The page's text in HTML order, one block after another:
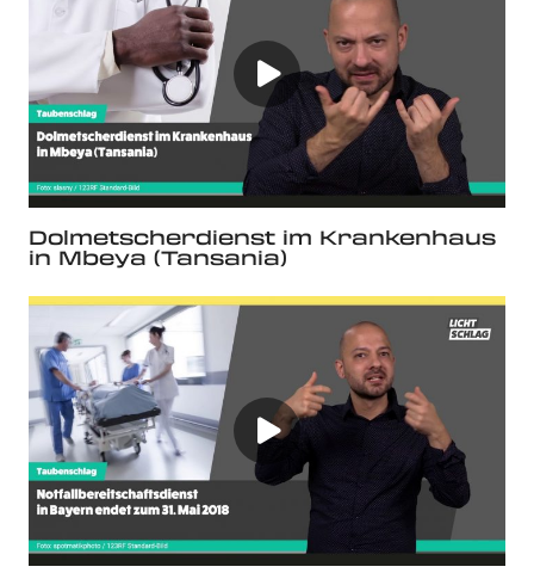
Dolmetscherdienst im Krankenhaus
in Mbeya (Tansania)